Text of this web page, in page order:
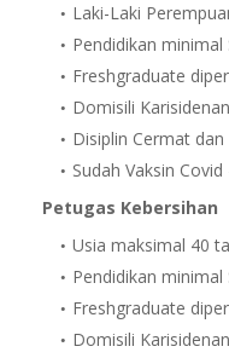
Laki-Laki
Pendidikan
Freshgraduate
Domisili
Disiplin Cermat
Sudah Vaksin Covid
Petugas Kebersihan
Usia maksimal 40
Pendidikan minimal
Freshgraduate
Domisili